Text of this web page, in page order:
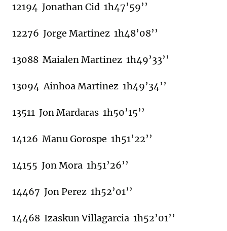
12194 Jonathan Cid 1h47’59’’
12276 Jorge Martinez 1h48’08’’
13088 Maialen Martinez 1h49’33’’
13094 Ainhoa Martinez 1h49’34’’
13511 Jon Mardaras 1h50’15’’
14126 Manu Gorospe 1h51’22’’
14155 Jon Mora 1h51’26’’
14467 Jon Perez 1h52’01’’
14468 Izaskun Villagarcia 1h52’01’’